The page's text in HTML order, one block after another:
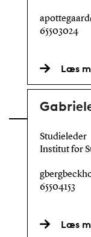
65503024
Læs
Studieleder
Institut for
65504153
Læs